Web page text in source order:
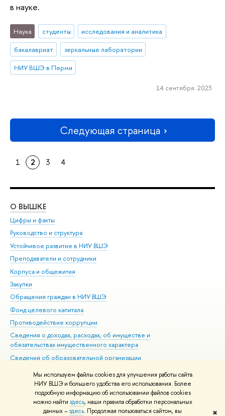
Мы используем файлы cookies для улучшения работы сайта
НИУ ВШЭ и большего удобства его использования. Более
подробную информацию об использовании файлов cookies
можно найти здесь, наши правила обработки персональных
данных –здесь. Продолжая пользоваться сайтом, вы ✖
в науке.
Наука студенты
исследования и аналитика
бакалавриат
зеркальные лаборатории
НИУ ВШЭ в Перми
14 сентября 2023
Следующая страница
1 2 3 4
О ВЫШКЕ
Цифры и факты
Руководство и структура
Устойчивое развитие в НИУ ВШЭ
Преподаватели и сотрудники
Корпуса и общежития
Закупки
Обращения граждан в НИУ ВШЭ
Фонд целевого капитала
Противодействие коррупции
Сведения о доходах, расходах, об имуществе и
обязательствах имущественного характера
Сведения об образовательной организации
Людям с ограниченными возможностями здоровья
Единая платежная страница
Работа в Вышке